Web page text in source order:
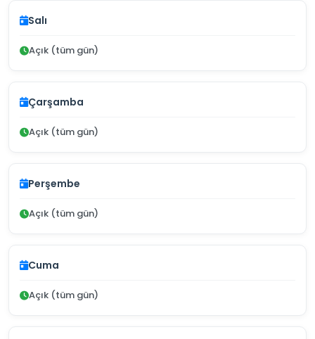
Salı
Açık (tüm gün)
Çarşamba
Açık (tüm gün)
Perşembe
Açık (tüm gün)
Cuma
Açık (tüm gün)